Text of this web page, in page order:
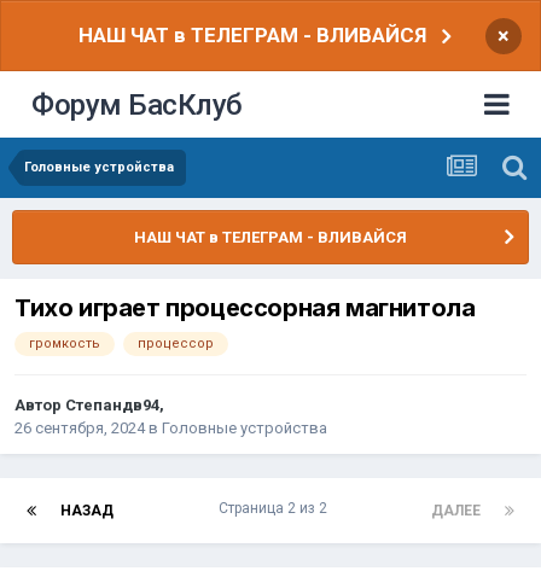
НАШ ЧАТ в ТЕЛЕГРАМ - ВЛИВАЙСЯ ×
Форум БасКлуб
Головные устройства
НАШ ЧАТ в ТЕЛЕГРАМ - ВЛИВАЙСЯ
Тихо играет процессорная магнитола
громкость процессор
Автор Степандв94,
26 сентября, 2024в Головные устройства
НАЗАД ДАЛЕЕ
Страница 2 из 2